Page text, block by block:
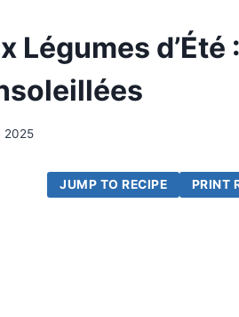
Légumes
2025
JUMP TO RECIPE PRINT